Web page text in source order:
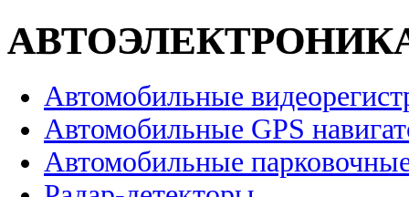
Автомобильные
Автомобильные GPS
Автомобильные